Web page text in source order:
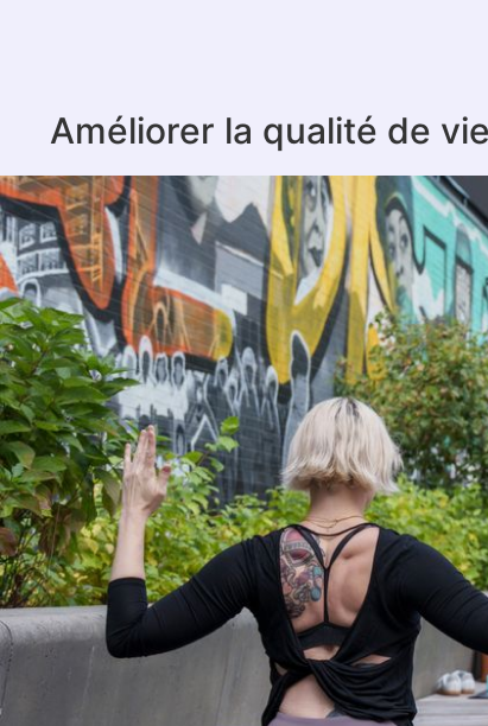
Améliorer la qualité de